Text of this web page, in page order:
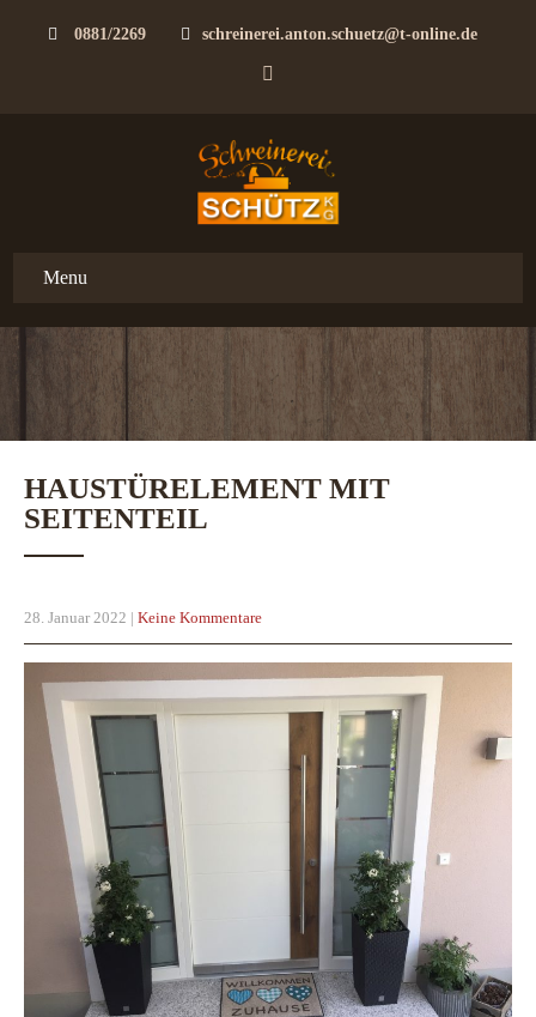
0881/2269 schreinerei.anton.schuetz@t-online.de
Menu
HAUSTÜRELEMENT MIT
SEITENTEIL
28. Januar 2022 | Keine Kommentare